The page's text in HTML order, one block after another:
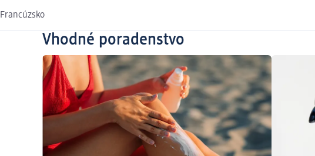
Francúzsko
Vhodné poradenstvo